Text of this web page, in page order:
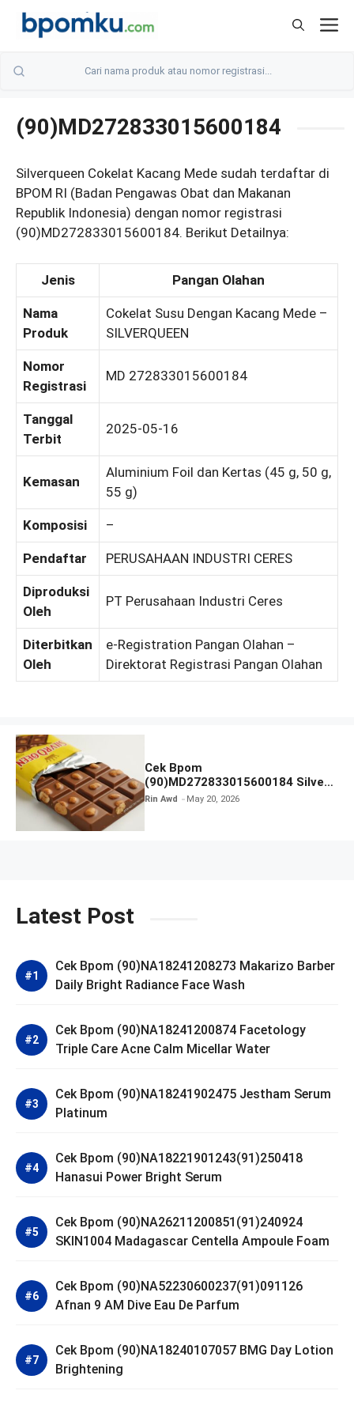
Skip
(90)MD272833015600184
Silverqueen Cokelat Kacang Mede sudah terdaftar di
BPOM RI (Badan Pengawas Obat dan Makanan
Republik Indonesia) dengan nomor registrasi
(90)MD272833015600184. Berikut Detailnya:
Jenis Pangan Olahan
Nama
Produk
Cokelat Susu Dengan Kacang Mede –
SILVERQUEEN
Nomor
Registrasi
MD 272833015600184
Tanggal
Terbit
2025-05-16
Kemasan
Aluminium Foil dan Kertas (45 g, 50 g,
55 g)
Komposisi –
Pendaftar PERUSAHAAN INDUSTRI CERES
Diproduksi
Oleh
PT Perusahaan Industri Ceres
Diterbitkan
Oleh
e-Registration Pangan Olahan –
Direktorat Registrasi Pangan Olahan
Cek Bpom
(90)MD272833015600184 Silver
Queen Cokelat Susu
Rin Awd May 20, 2026
Latest Post
Cek Bpom (90)NA18241208273 Makarizo Barber
Daily Bright Radiance Face Wash
Cek Bpom (90)NA18241200874 Facetology
Triple Care Acne Calm Micellar Water
Cek Bpom (90)NA18241902475 Jestham Serum
Platinum
Cek Bpom (90)NA18221901243(91)250418
Hanasui Power Bright Serum
Cek Bpom (90)NA26211200851(91)240924
SKIN1004 Madagascar Centella Ampoule Foam
Cek Bpom (90)NA52230600237(91)091126
Afnan 9 AM Dive Eau De Parfum
Cek Bpom (90)NA18240107057 BMG Day Lotion
Brightening